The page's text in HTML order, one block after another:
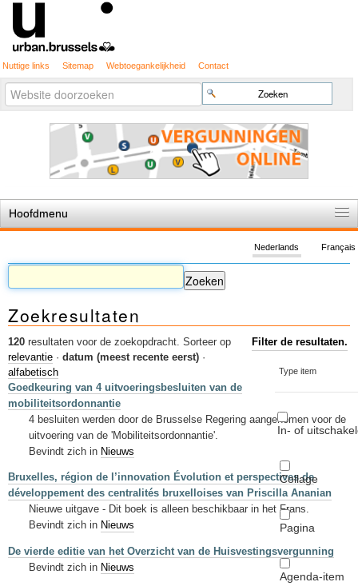
Nuttige links Sitemap Webtoegankelijkheid Contact
Zoek
Geavanceerd
zoeken...
Hoofdmenu
De spelregels
Stedenbouwkundige vergunning
Cartografie
Studies en publicaties
Sleutelwoorden
Stedenbouwkundige inlichtingen
Français
Nederlands
Zoekresultaten
120 resultaten voor de zoekopdracht. Filter de resultaten.
Type item
In- of
Collage
Pagina
Agenda-item
Sorteer op
relevantie · datum (meest recente eerst) ·
alfabetisch
Goedkeuring van 4 uitvoeringsbesluiten van de
mobiliteitsordonnantie
4 besluiten werden door de Brusselse Regering aangenomen voor de
uitvoering van de 'Mobiliteitsordonnantie'.
Bevindt zich in Nieuws
Bruxelles, région de l’innovation Évolution et perspectives de
développement des centralités bruxelloises van Priscilla Ananian
Nieuwe uitgave - Dit boek is alleen beschikbaar in het Frans.
Bevindt zich in Nieuws
De vierde editie van het Overzicht van de Huisvestingsvergunning
Bevindt zich in Nieuws